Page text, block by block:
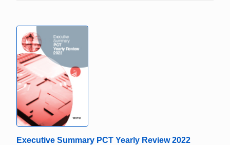
Executive Summary PCT Yearly Review 2022